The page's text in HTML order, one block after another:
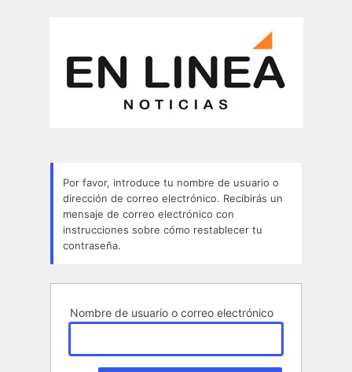
Por favor, introduce tu nombre de usuario o
dirección de correo electrónico. Recibirás un
mensaje de correo electrónico con
instrucciones sobre cómo restablecer tu
contraseña.
Nombre de usuario o correo electrónico